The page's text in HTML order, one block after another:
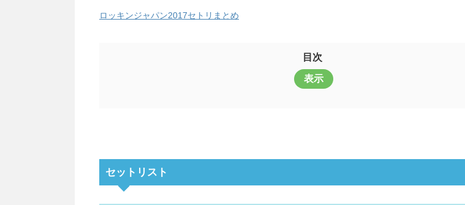
ロッキンジャパン2017セトリまとめ
目次
表示
セットリスト